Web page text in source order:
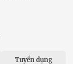
Tuyển dụng